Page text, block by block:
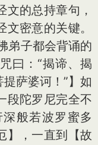
文的总持章句，
密意的关键。
弟子都会背诵的
曰：“揭谛、揭
萨婆诃！”】如
段陀罗尼完全不
般若波罗蜜多
】，一直到【故